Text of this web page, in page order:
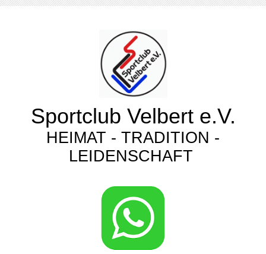
Sportclub Velbert e.V.
HEIMAT - TRADITION -
LEIDENSCHAFT